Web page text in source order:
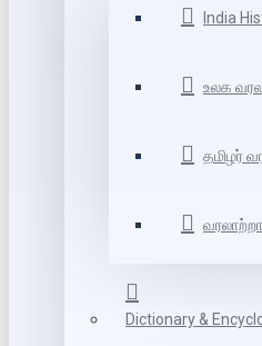
India
உலக
தமிழர்
Dictionary &